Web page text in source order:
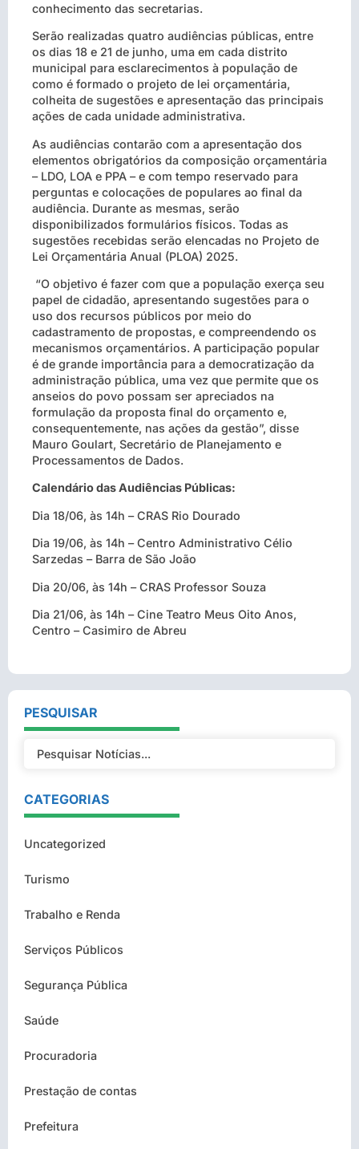
conhecimento das secretarias.
Serão realizadas quatro audiências públicas, entre
os dias 18 e 21 de junho, uma em cada distrito
municipal para esclarecimentos à população de
como é formado o projeto de lei orçamentária,
colheita de sugestões e apresentação das principais
ações de cada unidade administrativa.
As audiências contarão com a apresentação dos
elementos obrigatórios da composição orçamentária
– LDO, LOA e PPA – e com tempo reservado para
perguntas e colocações de populares ao final da
audiência. Durante as mesmas, serão
disponibilizados formulários físicos. Todas as
sugestões recebidas serão elencadas no Projeto de
Lei Orçamentária Anual (PLOA) 2025.
“O objetivo é fazer com que a população exerça seu
papel de cidadão, apresentando sugestões para o
uso dos recursos públicos por meio do
cadastramento de propostas, e compreendendo os
mecanismos orçamentários. A participação popular
é de grande importância para a democratização da
administração pública, uma vez que permite que os
anseios do povo possam ser apreciados na
formulação da proposta final do orçamento e,
consequentemente, nas ações da gestão”, disse
Mauro Goulart, Secretário de Planejamento e
Processamentos de Dados.
Calendário das Audiências Públicas:
Dia 18/06, às 14h – CRAS Rio Dourado
Dia 19/06, às 14h – Centro Administrativo Célio
Sarzedas – Barra de São João
Dia 20/06, às 14h – CRAS Professor Souza
Dia 21/06, às 14h – Cine Teatro Meus Oito Anos,
Centro – Casimiro de Abreu
PESQUISAR
CATEGORIAS
Uncategorized
Turismo
Trabalho e Renda
Serviços Públicos
Segurança Pública
Saúde
Procuradoria
Prestação de contas
Prefeitura